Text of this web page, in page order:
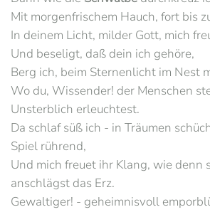
Mit morgenfrischem Hauch, fort bis
In deinem Licht, milder Gott, mich
Und beseligt, daß dein ich gehöre,
Berg ich, beim Sternenlicht im Nest
Wo du, Wissender! der Menschen
Unsterblich erleuchtest.
Da schlaf süß ich - in Träumen
Spiel rührend,
Und mich freuet ihr Klang, wie denn
anschlägst das Erz.
Gewaltiger! - geheimnisvoll